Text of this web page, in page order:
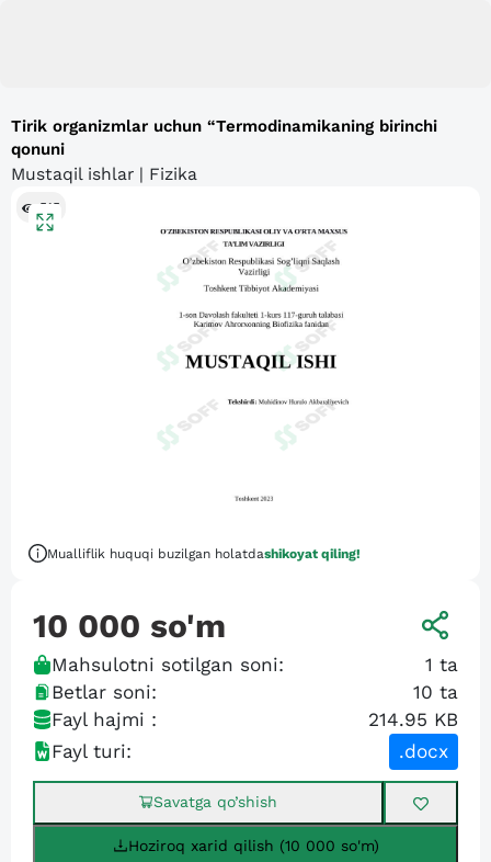
Tirik organizmlar uchun “Termodinamikaning birinchi
qonuni
Mustaqil ishlar | Fizika
515
Mualliflik huquqi buzilgan holatdashikoyat qiling!
10 000 so'm
Mahsulotni sotilgan soni: 1 ta
Betlar soni:
10 ta
Fayl hajmi :
214.95 KB
Fayl turi:
.docx
Savatga qo’shish
Hoziroq xarid qilish (10 000 so'm)